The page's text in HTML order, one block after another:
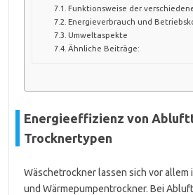
Funktionsweise der
Energieverbrauch und
Umweltaspekte
Ähnliche Beiträge:
Energieeffizienz von
Trocknertypen
Wäschetrockner lassen sich vor
und Wärmepumpentrockner. Bei